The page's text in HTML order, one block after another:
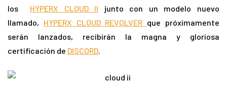
los HYPERX CLOUD II junto con un modelo nuevo
llamado, HYPERX CLOUD REVOLVER que próximamente
serán lanzados, recibirán la magna y gloriosa
certificación de DISCORD.